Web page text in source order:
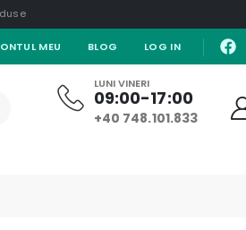
MEU BLOG LOG IN
LUNI VINERI
09:00-17:00
+40 748.101.833